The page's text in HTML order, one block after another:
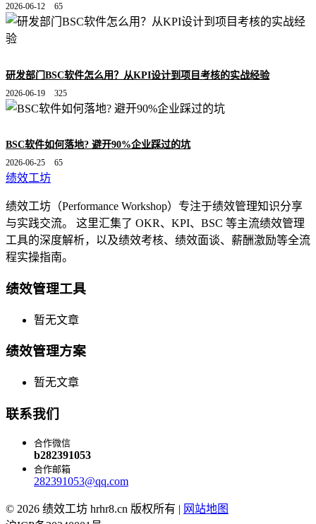
2026-06-12 65
研发部门BSC软件怎么用？从KPI设计到项目考核的实战经验
2026-06-19 325
BSC软件如何落地? 避开90%企业踩过的坑
2026-06-25 65
绩效工坊
绩效工坊（Performance Workshop）专注于绩效管理知识分享
与实践交流。 这里汇集了 OKR、KPI、BSC 等主流绩效管理
工具的深度解析，以及绩效考核、绩效面谈、薪酬激励等全流
程实操指南。
绩效管理工具
暂无文章
绩效管理方案
暂无文章
联系我们
合作微信
b282391053
合作邮箱
282391053@qq.com
© 2026 绩效工坊 hrhr8.cn 版权所有 | 网站地图